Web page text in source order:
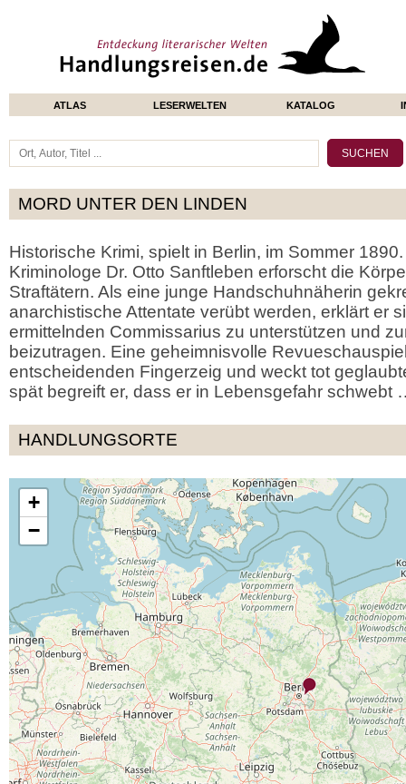
ATLAS LESERWELTEN KATALOG
MORD UNTER DEN LINDEN
Historische Krimi, spielt in Berlin, im Sommer
Kriminologe Dr. Otto Sanftleben erforscht die
Straftätern. Als eine junge Handschuhnäherin
anarchistische Attentate verübt werden, erklärt er
ermittelnden Commissarius zu unterstützen und
beizutragen. Eine geheimnisvolle
entscheidenden Fingerzeig und weckt tot
spät begreift er, dass er in Lebensgefahr schwebt
HANDLUNGSORTE
+
−